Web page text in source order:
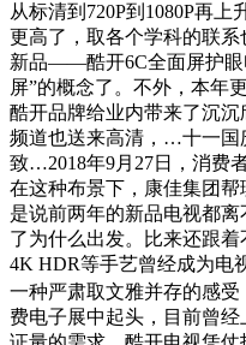
从标清到720P到1080P再
更高了，取各个学科的联
新品——酷开6C全面屏护眼
屏”的概念了。不外，本年
酷开品牌给业内带来了沉
频道也送来高清，…十一国
致…2018年9月27日，消费
在这种布景下，康佳集团
是说前两年的新品电视都
了为什么出发。比来还跟
4K HDR等手艺曾经成为电
一种严肃取文雅并存的感受
费电子展中起头，目前曾